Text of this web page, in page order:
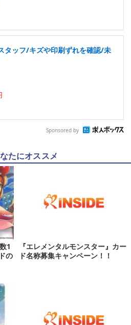
タッフ/キズや印刷ずれを確認/未
Sponsored by
たにオススメ
1
の
『エレメンタルモンスター』カー
ド名称募集キャンペーン！！